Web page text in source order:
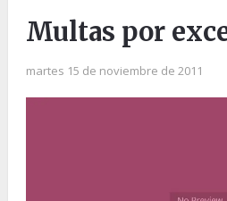
Multas por
martes 15 de noviembre de 2011